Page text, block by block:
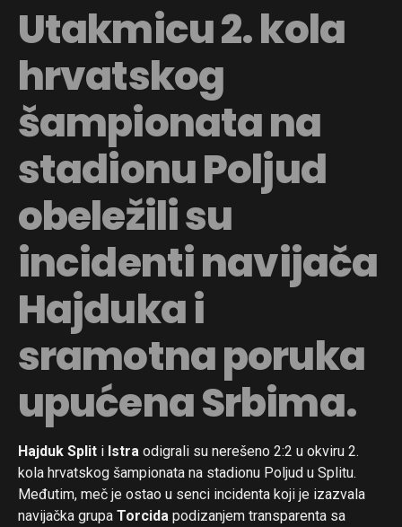
Utakmicu 2. kola
hrvatskog
šampionata na
stadionu Poljud
obeležili su
incidenti navijača
Hajduka i
sramotna poruka
upućena Srbima.
Hajduk Split i Istra odigrali su nerešeno 2:2 u okviru 2.
kola hrvatskog šampionata na stadionu Poljud u Splitu.
Međutim, meč je ostao u senci incidenta koji je izazvala
navijačka grupa Torcida podizanjem transparenta sa